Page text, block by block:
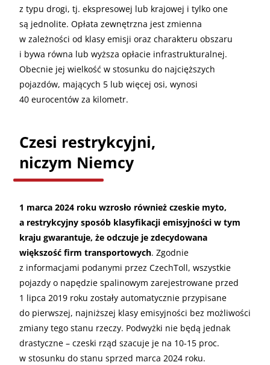
z typu drogi, tj. ekspresowej lub krajowej i tylko one
są jednolite. Opłata zewnętrzna jest zmienna
w zależności od klasy emisji oraz charakteru obszaru
i bywa równa lub wyższa opłacie infrastrukturalnej.
Obecnie jej wielkość w stosunku do najcięższych
pojazdów, mających 5 lub więcej osi, wynosi
40 eurocentów za kilometr.
Czesi restrykcyjni,
niczym Niemcy
1 marca 2024 roku wzrosło również czeskie myto,
a restrykcyjny sposób klasyfikacji emisyjności w tym
kraju gwarantuje, że odczuje je zdecydowana
większość firm transportowych. Zgodnie
z informacjami podanymi przez CzechToll, wszystkie
pojazdy o napędzie spalinowym zarejestrowane przed
1 lipca 2019 roku zostały automatycznie przypisane
do pierwszej, najniższej klasy emisyjności bez możliwości
zmiany tego stanu rzeczy. Podwyżki nie będą jednak
drastyczne – czeski rząd szacuje je na 10-15 proc.
w stosunku do stanu sprzed marca 2024 roku.